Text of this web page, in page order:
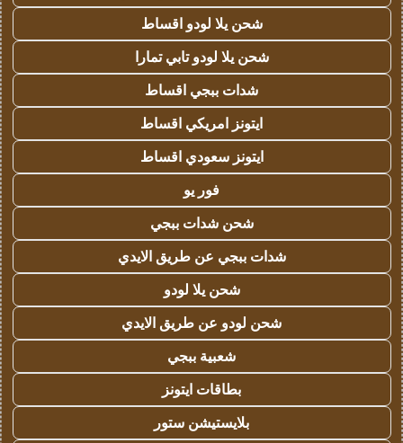
شحن يلا لودو اقساط
شحن يلا لودو تابي تمارا
شدات ببجي اقساط
ايتونز امريكي اقساط
ايتونز سعودي اقساط
فور يو
شحن شدات ببجي
شدات ببجي عن طريق الايدي
شحن يلا لودو
شحن لودو عن طريق الايدي
شعبية ببجي
بطاقات ايتونز
بلايستيشن ستور